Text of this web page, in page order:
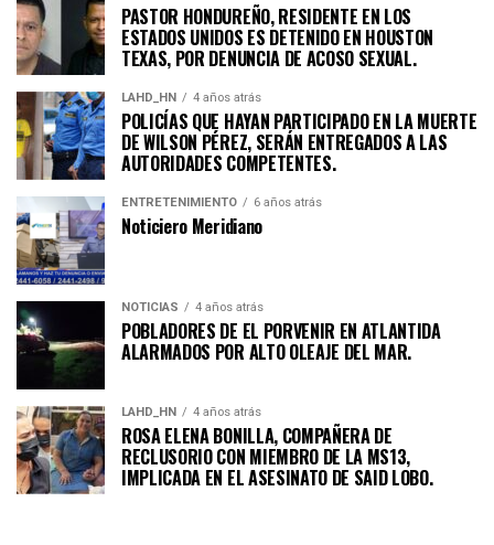
PASTOR HONDUREÑO, RESIDENTE EN LOS
ESTADOS UNIDOS ES DETENIDO EN HOUSTON
TEXAS, POR DENUNCIA DE ACOSO SEXUAL.
LAHD_HN 4 años atrás
POLICÍAS QUE HAYAN PARTICIPADO EN LA MUERTE
DE WILSON PÉREZ, SERÁN ENTREGADOS A LAS
AUTORIDADES COMPETENTES.
ENTRETENIMIENTO 6 años atrás
Noticiero Meridiano
NOTICIAS 4 años atrás
POBLADORES DE EL PORVENIR EN ATLANTIDA
ALARMADOS POR ALTO OLEAJE DEL MAR.
LAHD_HN 4 años atrás
ROSA ELENA BONILLA, COMPAÑERA DE
RECLUSORIO CON MIEMBRO DE LA MS13,
IMPLICADA EN EL ASESINATO DE SAID LOBO.